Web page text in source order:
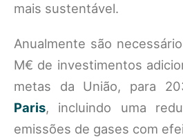
mais sustentável.
Anualmente são
M€ de investimentos
metas da União, para
Paris, incluindo uma
emissões de gases com